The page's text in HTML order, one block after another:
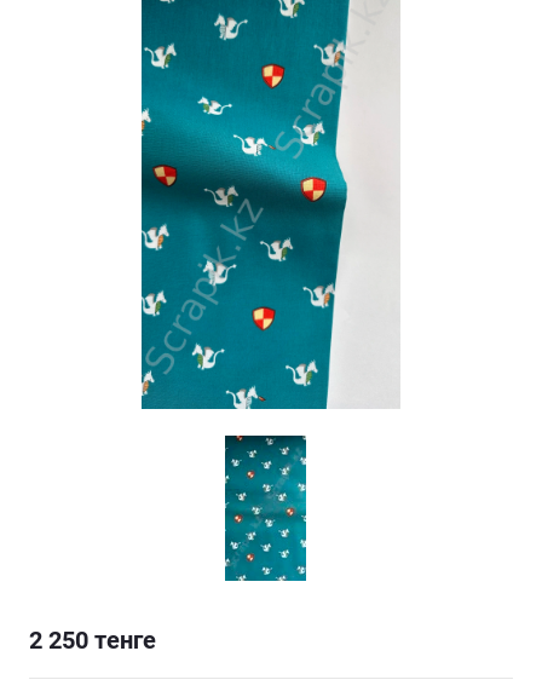
2 250 тенге